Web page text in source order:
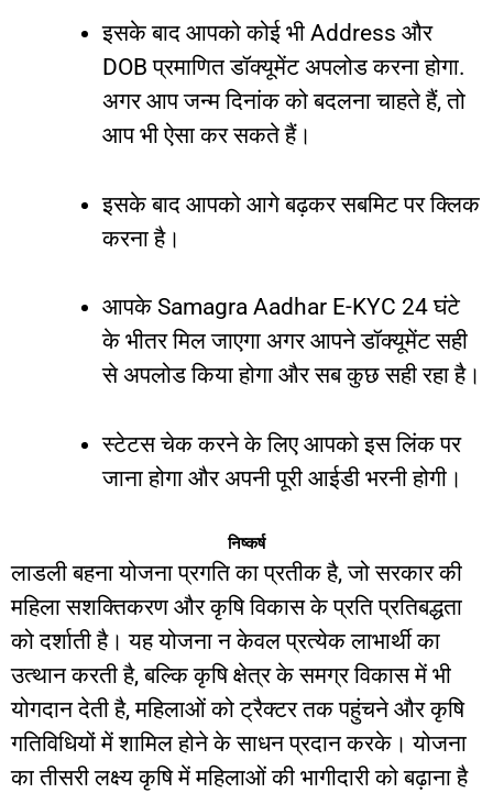
इसके बाद आपको कोई भी Address और
DOBप्रमाणित डॉक्यूमेंट अपलोड करना होगा.
अगर आप जन्म दिनांक को बदलना चाहते हैं,तो
आप भी ऐसा कर सकते हैं।
इसके बाद आपको आगे बढ़कर सबमिट पर क्लिक
करना है।
आपके Samagra Aadhar E-KYC 24घंटे
के भीतर मिल जाएगा अगर आपने डॉक्यूमेंट सही
से अपलोड किया होगा और सब कुछ सही रहा है।
स्टेटस चेक करने के लिए आपको इस लिंक पर
जाना होगा और अपनी पूरी आईडी भरनी होगी।
निष्कर्ष
लाडली बहना योजना प्रगति का प्रतीक है,जो सरकार की
महिला सशक्तिकरण और कृषि विकास के प्रति प्रतिबद्धता
को दर्शाती है। यह योजना न केवल प्रत्येक लाभार्थी का
उत्थान करती है,बल्कि कृषि क्षेत्र के समग्र विकास में भी
योगदान देती है,महिलाओं को ट्रैक्टर तक पहुंचने और कृषि
गतिविधियों में शामिल होने के साधन प्रदान करके। योजना
का तीसरी लक्ष्य कृषि में महिलाओं की भागीदारी को बढ़ाना है